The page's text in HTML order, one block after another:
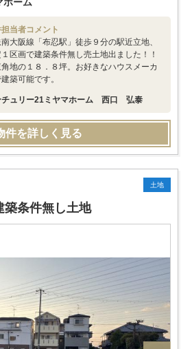
当者コメント
大阪線「布忍駅」徒歩９分の駅近立地、
１区画で建築条件無し売土地出ました！！
地の１８．８坪。お好きなハウスメーカ
築可能です。
チュリー21ミヤマホーム 西口 弘泰
件を詳しく見る
土地
条件無し土地